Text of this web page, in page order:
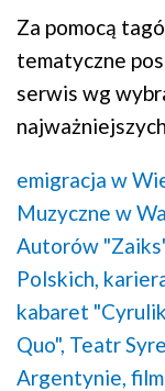
Za pomocą
tematyczne
serwis wg
emigracja w
Muzyczne w
Autorów
Polskich,
kabaret
Quo", Teatr
Argentynie,